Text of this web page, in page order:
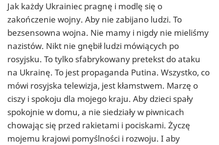
Jak każdy Ukrainiec pragnę i modlę się o
zakończenie wojny. Aby nie zabijano ludzi. To
bezsensowna wojna. Nie mamy i nigdy nie mieliśmy
nazistów. Nikt nie gnębił ludzi mówiących po
rosyjsku. To tylko sfabrykowany pretekst do ataku
na Ukrainę. To jest propaganda Putina. Wszystko, co
mówi rosyjska telewizja, jest kłamstwem. Marzę o
ciszy i spokoju dla mojego kraju. Aby dzieci spały
spokojnie w domu, a nie siedziały w piwnicach
chowając się przed rakietami i pociskami. Życzę
mojemu krajowi pomyślności i rozwoju. I aby